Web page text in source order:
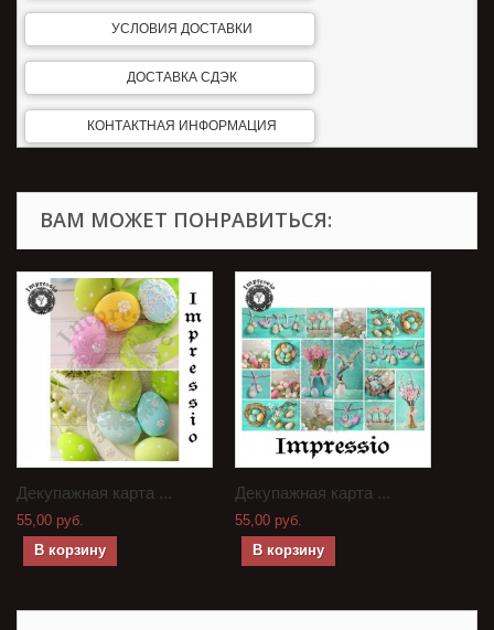
УСЛОВИЯ ДОСТАВКИ
ДОСТАВКА СДЭК
КОНТАКТНАЯ ИНФОРМАЦИЯ
ВАМ МОЖЕТ ПОНРАВИТЬСЯ:
Декупажная карта ...
55,00 руб.
В корзину
Декупажная карта ...
55,00 руб.
В корзину